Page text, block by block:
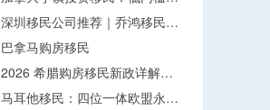
深圳移民公司推荐｜乔鸿移民…
巴拿马购房移民
2026 希腊购房移民新政详解…
马耳他移民：四位一体欧盟永…